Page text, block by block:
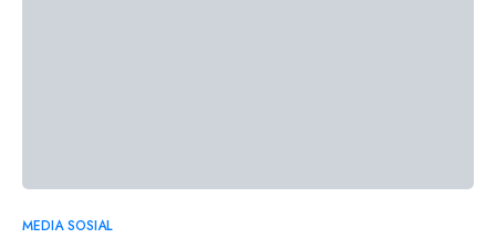
MEDIA SOSIAL